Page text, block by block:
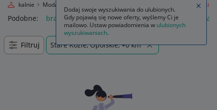
Lokalnie Moda Bransoletki
Podobne: bransoletki bransoletki złote 585 bransoletki
Filtruj Stare Koźle, Opolskie, +0 km
Dodaj swoje wyszukiwania do ulubionych.
Gdy pojawią się nowe oferty, wyślemy Ci je
mailowo. Ustaw powiadomienia w ulubionych
wyszukiwaniach.